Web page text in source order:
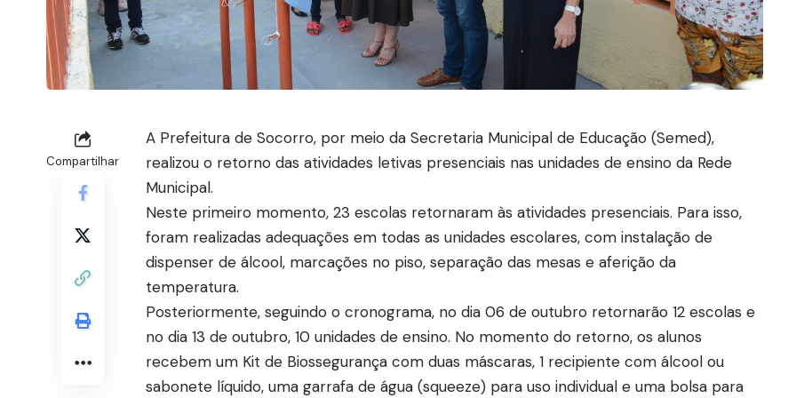
Compartilhar
A Prefeitura de Socorro, por meio da Secretaria Municipal de Educação (Semed),
realizou o retorno das atividades letivas presenciais nas unidades de ensino da Rede
Municipal.
Neste primeiro momento, 23 escolas retornaram às atividades presenciais. Para isso,
foram realizadas adequações em todas as unidades escolares, com instalação de
dispenser de álcool, marcações no piso, separação das mesas e aferição da
temperatura.
Posteriormente, seguindo o cronograma, no dia 06 de outubro retornarão 12 escolas e
no dia 13 de outubro, 10 unidades de ensino. No momento do retorno, os alunos
recebem um Kit de Biossegurança com duas máscaras, 1 recipiente com álcool ou
sabonete líquido, uma garrafa de água (squeeze) para uso individual e uma bolsa para